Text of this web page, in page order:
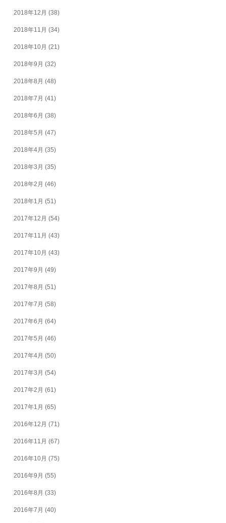
2018年12月 (38)
2018年11月 (34)
2018年10月 (21)
2018年9月 (32)
2018年8月 (48)
2018年7月 (41)
2018年6月 (38)
2018年5月 (47)
2018年4月 (35)
2018年3月 (35)
2018年2月 (46)
2018年1月 (51)
2017年12月 (54)
2017年11月 (43)
2017年10月 (43)
2017年9月 (49)
2017年8月 (51)
2017年7月 (58)
2017年6月 (64)
2017年5月 (46)
2017年4月 (50)
2017年3月 (54)
2017年2月 (61)
2017年1月 (65)
2016年12月 (71)
2016年11月 (67)
2016年10月 (75)
2016年9月 (55)
2016年8月 (33)
2016年7月 (40)